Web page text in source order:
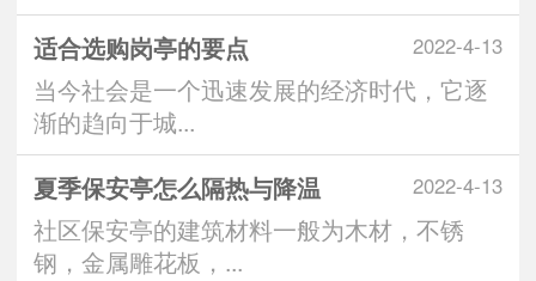
2022-4-13
适合选购岗亭的要点
当今社会是一个迅速发展的经济时代，它逐
渐的趋向于城...
2022-4-13
夏季保安亭怎么隔热与降温
社区保安亭的建筑材料一般为木材，不锈
钢，金属雕花板，...